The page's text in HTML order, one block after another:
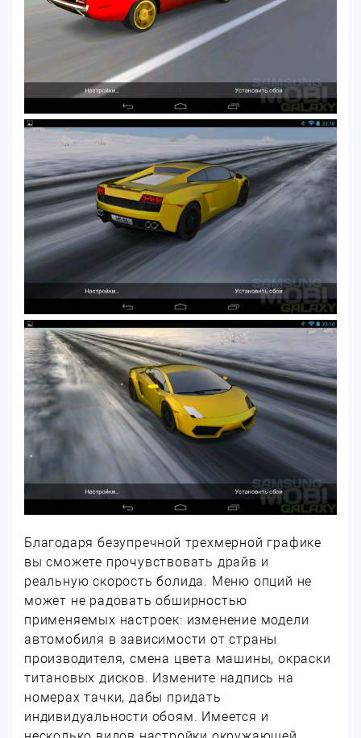
Благодаря безупречной трехмерной графике
вы сможете прочувствовать драйв и
реальную скорость болида. Меню опций не
может не радовать обширностью
применяемых настроек: изменение модели
автомобиля в зависимости от страны
производителя, смена цвета машины, окраски
титановых дисков. Измените надпись на
номерах тачки, дабы придать
индивидуальности обоям. Имеется и